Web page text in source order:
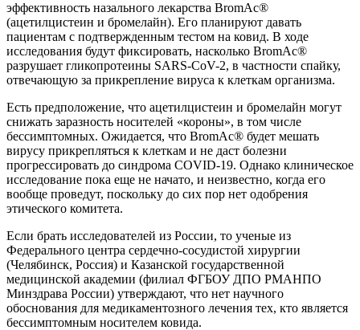
эффективность назального лекарства BromAc®
(ацетилцистеин и бромелайн). Его планируют давать
пациентам с подтвержденным тестом на ковид. В ходе
исследования будут фиксировать, насколько BromAc®
разрушает гликопротеины SARS-CoV-2, в частности спайку,
отвечающую за прикрепление вируса к клеткам организма.
Есть предположение, что ацетилцистеин и бромелайн могут
снижать заразность носителей «короны», в том числе
бессимптомных. Ожидается, что BromAc® будет мешать
вирусу прикрепляться к клеткам и не даст болезни
прогрессировать до синдрома COVID-19. Однако клиническое
исследование пока еще не начато, и неизвестно, когда его
вообще проведут, поскольку до сих пор нет одобрения
этического комитета.
Если брать исследователей из России, то ученые из
Федерального центра сердечно-сосудистой хирургии
(Челябинск, Россия) и Казанской государственной
медицинской академии (филиал ФГБОУ ДПО РМАНПО
Минздрава России) утверждают, что нет научного
обоснования для медикаментозного лечения тех, кто является
бессимптомным носителем ковида.